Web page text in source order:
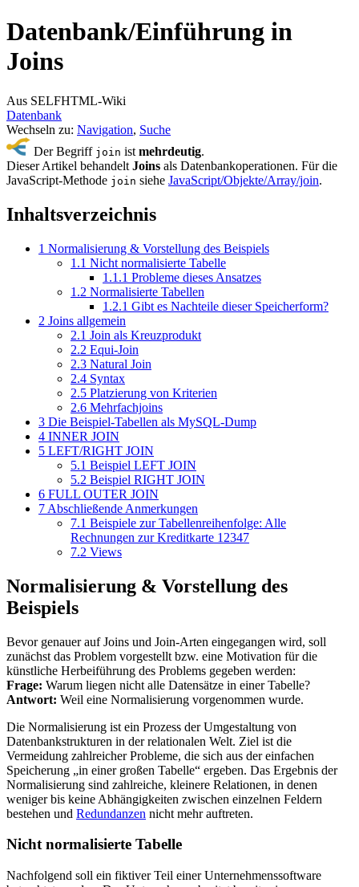
Datenbank/Einführung in
Joins
Aus SELFHTML-Wiki
Datenbank
Wechseln zu: Navigation, Suche
Der Begriff join ist mehrdeutig.
Dieser Artikel behandelt Joins als Datenbankoperationen. Für die
JavaScript-Methode join siehe JavaScript/Objekte/Array/join.
Inhaltsverzeichnis
1 Normalisierung & Vorstellung des Beispiels
1.1 Nicht normalisierte Tabelle
1.1.1 Probleme dieses Ansatzes
1.2 Normalisierte Tabellen
1.2.1 Gibt es Nachteile dieser Speicherform?
2 Joins allgemein
2.1 Join als Kreuzprodukt
2.2 Equi-Join
2.3 Natural Join
2.4 Syntax
2.5 Platzierung von Kriterien
2.6 Mehrfachjoins
3 Die Beispiel-Tabellen als MySQL-Dump
4 INNER JOIN
5 LEFT/RIGHT JOIN
5.1 Beispiel LEFT JOIN
5.2 Beispiel RIGHT JOIN
6 FULL OUTER JOIN
7 Abschließende Anmerkungen
7.1 Beispiele zur Tabellenreihenfolge: Alle
Rechnungen zur Kreditkarte 12347
7.2 Views
Normalisierung & Vorstellung des
Beispiels
Bevor genauer auf Joins und Join-Arten eingegangen wird, soll
zunächst das Problem vorgestellt bzw. eine Motivation für die
künstliche Herbeiführung des Problems gegeben werden:
Frage: Warum liegen nicht alle Datensätze in einer Tabelle?
Antwort: Weil eine Normalisierung vorgenommen wurde.
Die Normalisierung ist ein Prozess der Umgestaltung von
Datenbankstrukturen in der relationalen Welt. Ziel ist die
Vermeidung zahlreicher Probleme, die sich aus der einfachen
Speicherung „in einer großen Tabelle“ ergeben. Das Ergebnis der
Normalisierung sind zahlreiche, kleinere Relationen, in denen
weniger bis keine Abhängigkeiten zwischen einzelnen Feldern
bestehen und Redundanzen nicht mehr auftreten.
Nicht normalisierte Tabelle
Nachfolgend soll ein fiktiver Teil einer Unternehmenssoftware